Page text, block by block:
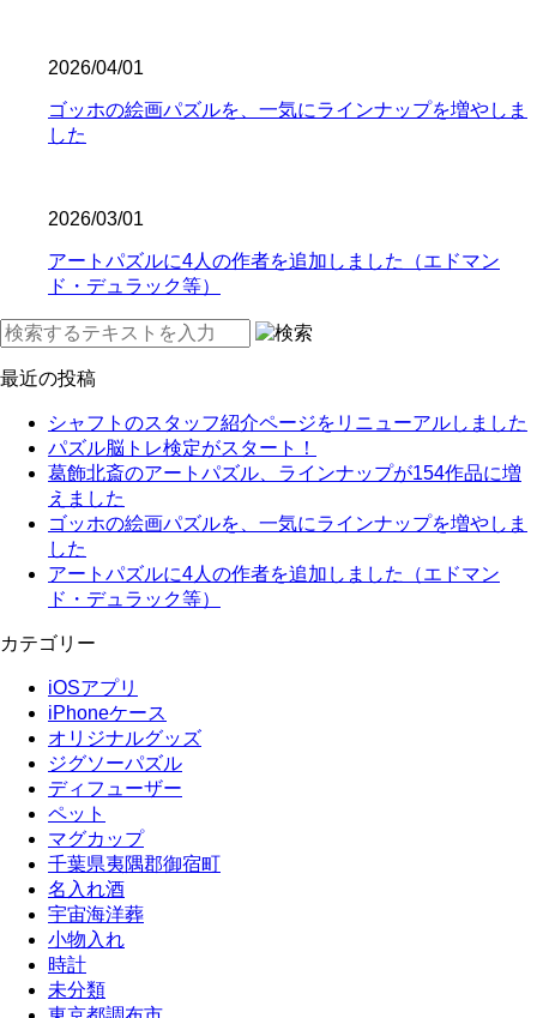
2026/04/01
ゴッホの絵画パズルを、一気にラインナップを増やしま
した
2026/03/01
アートパズルに4人の作者を追加しました（エドマン
ド・デュラック等）
最近の投稿
シャフトのスタッフ紹介ページをリニューアルしました
パズル脳トレ検定がスタート！
葛飾北斎のアートパズル、ラインナップが154作品に増
えました
ゴッホの絵画パズルを、一気にラインナップを増やしま
した
アートパズルに4人の作者を追加しました（エドマン
ド・デュラック等）
カテゴリー
iOSアプリ
iPhoneケース
オリジナルグッズ
ジグソーパズル
ディフューザー
ペット
マグカップ
千葉県夷隅郡御宿町
名入れ酒
宇宙海洋葬
小物入れ
時計
未分類